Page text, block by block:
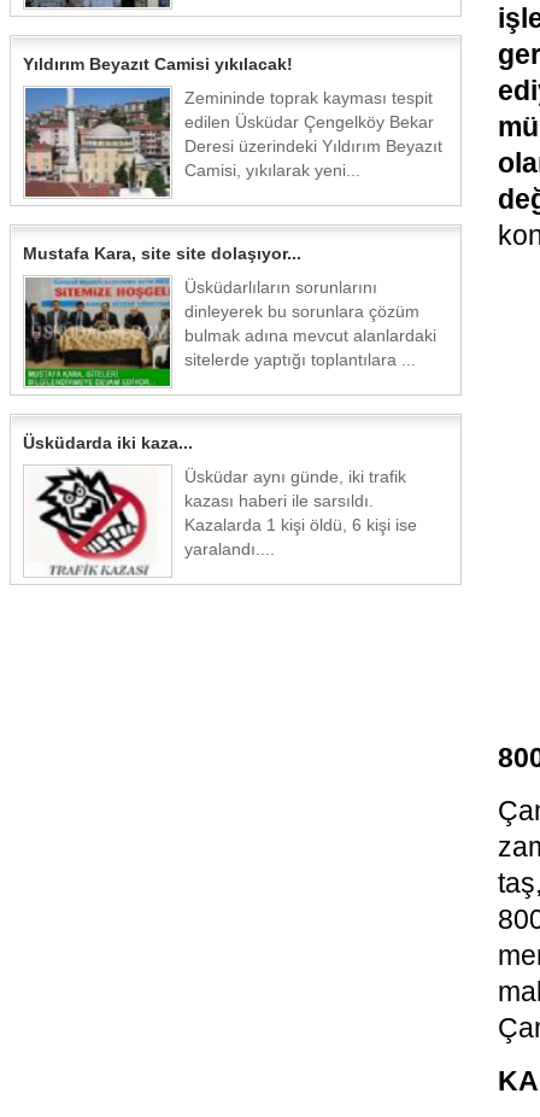
Yıldırım Beyazıt Camisi yıkılacak!
Zemininde toprak kayması tespit
edilen Üsküdar Çengelköy Bekar
Deresi üzerindeki Yıldırım Beyazıt
Camisi, yıkılarak yeni...
Mustafa Kara, site site dolaşıyor...
Üsküdarlıların sorunlarını
dinleyerek bu sorunlara çözüm
bulmak adına mevcut alanlardaki
sitelerde yaptığı toplantılara ...
Üsküdarda iki kaza...
Üsküdar aynı günde, iki trafik
kazası haberi ile sarsıldı.
Kazalarda 1 kişi öldü, 6 kişi ise
yaralandı....